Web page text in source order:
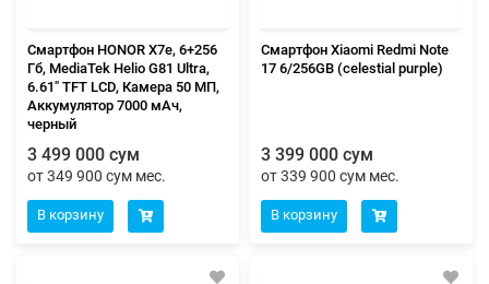
Смартфон HONOR X7e, 6+256
Гб, MediaTek Helio G81 Ultra,
6.61" TFT LCD, Камера 50 МП,
Аккумулятор 7000 мАч,
черный
3 499 000 сум
от 349 900 сум мес.
В корзину
Смартфон Xiaomi Redmi Note
17 6/256GB (celestial purple)
3 399 000 сум
от 339 900 сум мес.
В корзину